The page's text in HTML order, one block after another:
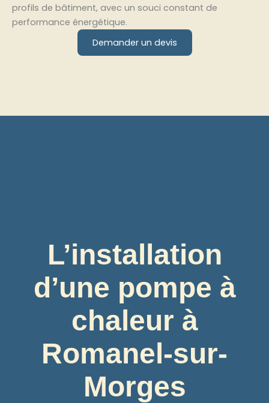
profils de bâtiment, avec un souci constant de
performance énergétique.
Demander un devis
L’installation
d’une pompe à
chaleur à
Romanel-sur-
Morges